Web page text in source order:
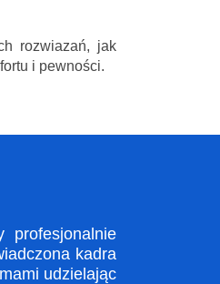
rozwiazań, jak
i pewności.
profesjonalnie
kadra
udzielając